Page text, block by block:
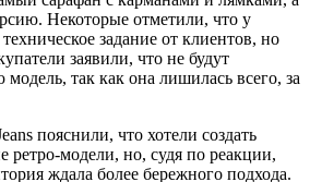
Некоторые отметили, что у
задание от клиентов, но
заявили, что не будут
так как она лишилась всего, за
пояснили, что хотели создать
ретро-модели, но, судя по реакции,
ждала более бережного подхода.